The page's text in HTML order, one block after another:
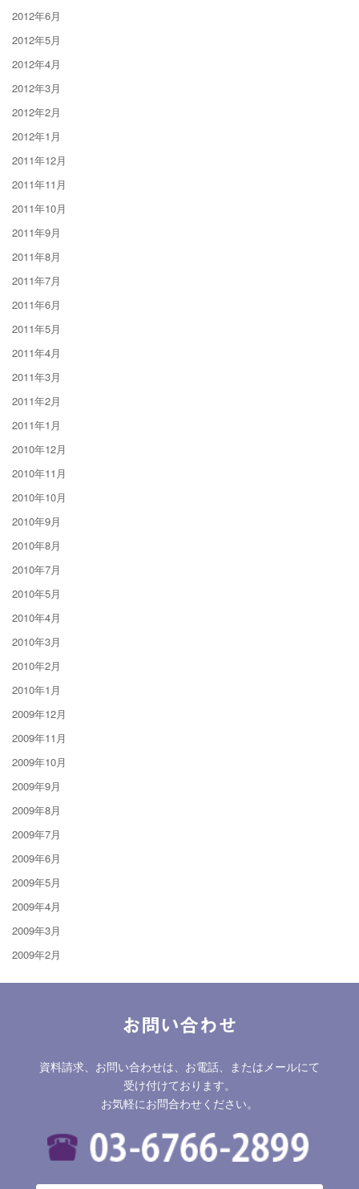
2012年6月
2012年5月
2012年4月
2012年3月
2012年2月
2012年1月
2011年12月
2011年11月
2011年10月
2011年9月
2011年8月
2011年7月
2011年6月
2011年5月
2011年4月
2011年3月
2011年2月
2011年1月
2010年12月
2010年11月
2010年10月
2010年9月
2010年8月
2010年7月
2010年5月
2010年4月
2010年3月
2010年2月
2010年1月
2009年12月
2009年11月
2009年10月
2009年9月
2009年8月
2009年7月
2009年6月
2009年5月
2009年4月
2009年3月
2009年2月
お問い合わせ
資料請求、お問い合わせは、お電話、またはメールにて
受け付けております。
お気軽にお問合わせください。